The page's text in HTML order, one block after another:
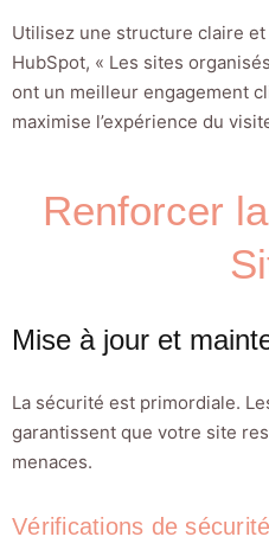
Utilisez une structure claire
HubSpot, « Les sites
ont un meilleur engagement
maximise l’expérience du
Renforcer
Mise à jour et
La sécurité est primordiale.
garantissent que votre site
menaces.
Vérifications de